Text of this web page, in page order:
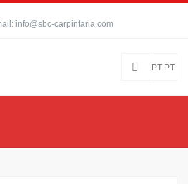
info@sbc-carpintaria.com
PT-PT